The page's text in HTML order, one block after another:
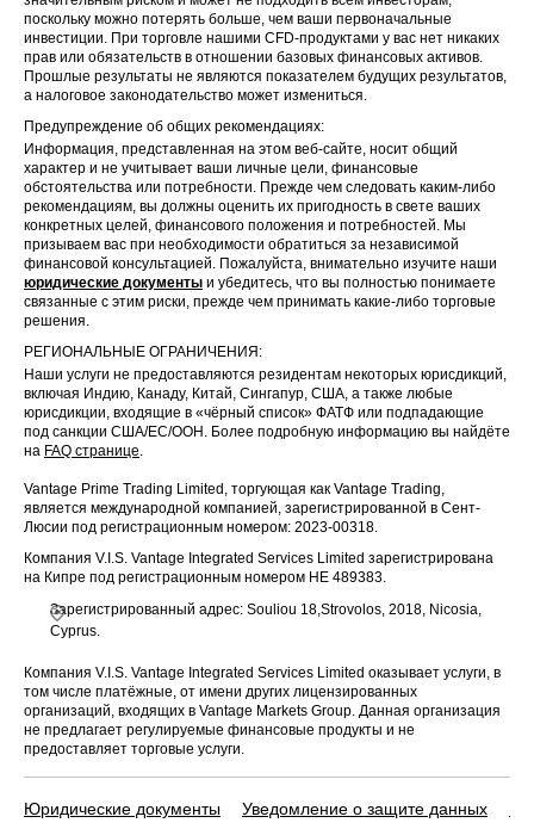
поскольку можно потерять больше, чем ваши первоначальные
инвестиции. При торговле нашими CFD-продуктами у вас нет никаких
прав или обязательств в отношении базовых финансовых активов.
Прошлые результаты не являются показателем будущих результатов,
а налоговое законодательство может измениться.
Предупреждение об общих рекомендациях:
Информация, представленная на этом веб-сайте, носит общий
характер и не учитывает ваши личные цели, финансовые
обстоятельства или потребности. Прежде чем следовать каким-либо
рекомендациям, вы должны оценить их пригодность в свете ваших
конкретных целей, финансового положения и потребностей. Мы
призываем вас при необходимости обратиться за независимой
финансовой консультацией. Пожалуйста, внимательно изучите наши
юридические документы и убедитесь, что вы полностью понимаете
связанные с этим риски, прежде чем принимать какие-либо торговые
решения.
РЕГИОНАЛЬНЫЕ ОГРАНИЧЕНИЯ:
Наши услуги не предоставляются резидентам некоторых юрисдикций,
включая Индию, Канаду, Китай, Сингапур, США, а также любые
юрисдикции, входящие в «чёрный список» ФАТФ или подпадающие
под санкции США/ЕС/ООН. Более подробную информацию вы найдёте
на FAQ странице.
Vantage Prime Trading Limited, торгующая как Vantage Trading,
является международной компанией, зарегистрированной в Сент-
Люсии под регистрационным номером: 2023-00318.
Компания V.I.S. Vantage Integrated Services Limited зарегистрирована
на Кипре под регистрационным номером HE 489383.
Зарегистрированный адрес: Souliou 18,Strovolos, 2018, Nicosia,
Cyprus.
Компания V.I.S. Vantage Integrated Services Limited оказывает услуги, в
том числе платёжные, от имени других лицензированных
организаций, входящих в Vantage Markets Group. Данная организация
не предлагает регулируемые финансовые продукты и не
предоставляет торговые услуги.
Юридические документы Уведомление о защите данных